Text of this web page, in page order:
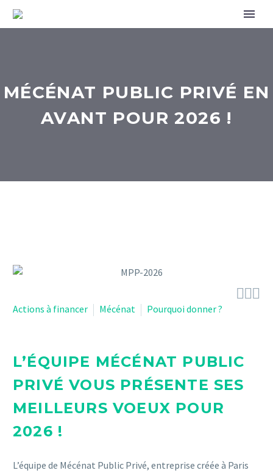
MÉCÉNAT PUBLIC PRIVÉ EN
AVANT POUR 2026 !

Actions à financer Mécénat Pourquoi donner ?
L’ÉQUIPE MÉCÉNAT PUBLIC
PRIVÉ VOUS PRÉSENTE SES
MEILLEURS VOEUX POUR
2026 !
L’équipe de Mécénat Public Privé, entreprise créée à Paris